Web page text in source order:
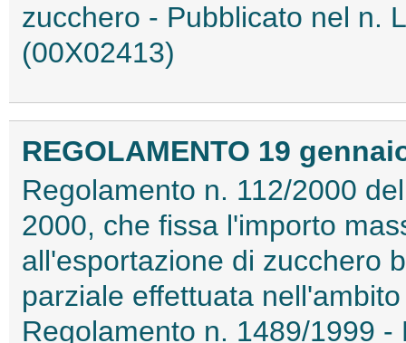
zucchero - Pubblicato nel n.
(00X02413)
REGOLAMENTO 19
Regolamento n. 112/2000
2000, che fissa l'importo
all'esportazione di zucchero
parziale effettuata
Regolamento n. 1489/1999